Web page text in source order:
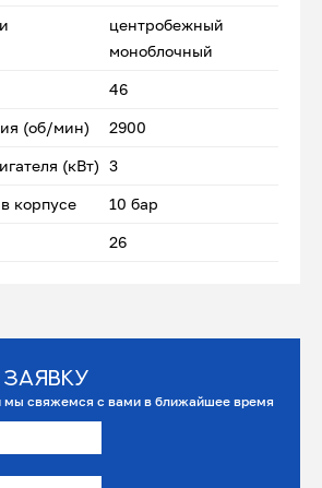
центробежный
моноблочный
46
(об/мин) 2900
(кВт) 3
корпусе 10 бар
26
мы свяжемся с вами в ближайшее время